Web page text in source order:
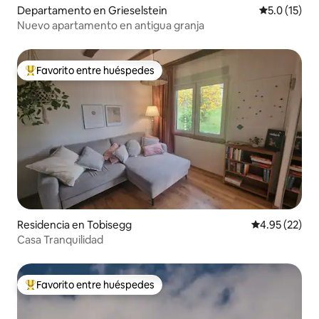
Departamento en Grieselstein Calificación
5.0 (15)
Nuevo apartamento en antigua granja
De los mejores en Favorito entre huéspedes
Favorito entre huéspedes
Residencia en Tobisegg Calificación
4.95 (22)
Casa Tranquilidad
De los mejores en Favorito entre huéspedes
Favorito entre huéspedes